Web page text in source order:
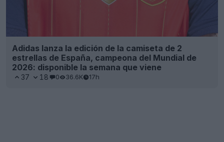
Adidas lanza la edición de la camiseta de 2
estrellas de España, campeona del Mundial de
2026: disponible la semana que viene
37 18 0 36.6K 17h